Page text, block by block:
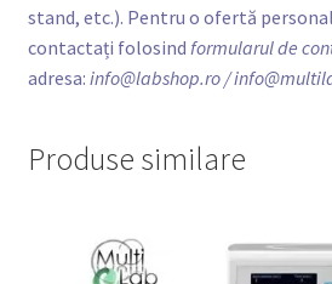
stand, etc.). Pentru o ofertă
contactați folosind formularul de
adresa: info@labshop.ro/
Produse similare